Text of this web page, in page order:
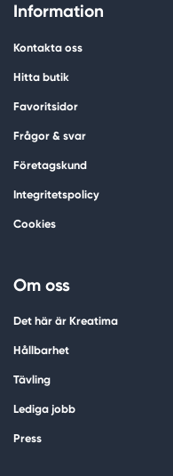
Information
Kontakta oss
Hitta butik
Favoritsidor
Frågor & svar
Företagskund
Integritetspolicy
Cookies
Om oss
Det här är Kreatima
Hållbarhet
Tävling
Lediga jobb
Press